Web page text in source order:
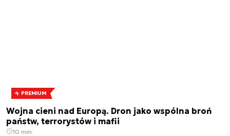
PREMIUM
Wojna cieni nad Europą. Dron jako wspólna broń
państw, terrorystów i mafii
10 min.